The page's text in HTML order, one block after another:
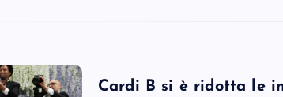
Cardi B si è ridotta le